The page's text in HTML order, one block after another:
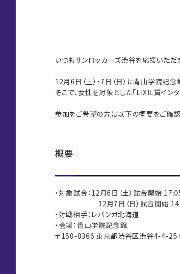
いつもサンロッカーズ渋谷を応援いただ
12月6日（土）・7日（日）に青山学院記
そこで、女性を対象とした「LIXIL賞イン
参加をご希望の方は以下の概要をご確認
概要
・対象試合：12月6日（土）試合開始
12月7日（日）試合開始
・対戦相手：レバンガ北海道
・会場：青山学院記念館
〒150-8366 東京都渋谷区渋谷4-4-25